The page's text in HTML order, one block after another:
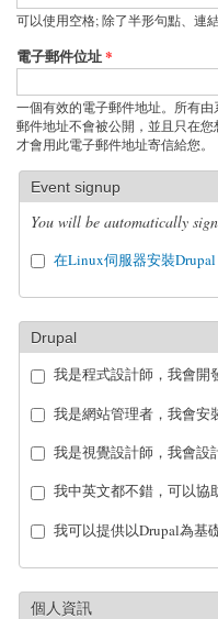
可以使用空格; 除了半形句點、連
電子郵件位址*
一個有效的電子郵件地址。所有
郵件地址不會被公開，並且只在
才會用此電子郵件地址寄信給您。
Event signup
You will be automatically
在Linux伺服器安裝Drupal
Drupal
我是程式設計師，我會開
我是網站管理者，我會安
我是視覺設計師，我會設
我中英文都不錯，可以協
我可以提供以Drupal為基
個人資訊